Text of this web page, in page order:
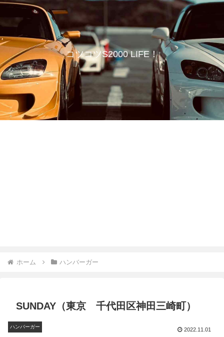
コツコツS2000 LIFE！
ホーム ハンバーガー
SUNDAY（東京 千代田区神田三崎町）
ハンバーガー
2022.11.01